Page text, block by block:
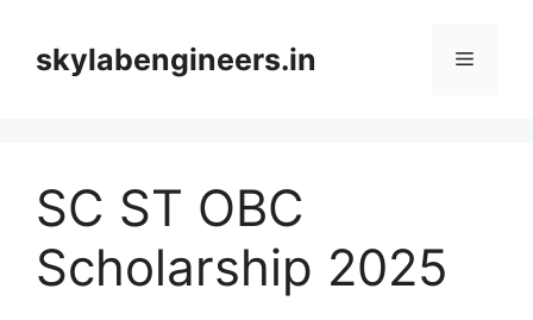
contentskylabengineers.in Menu
SC ST OBC
Scholarship 2025